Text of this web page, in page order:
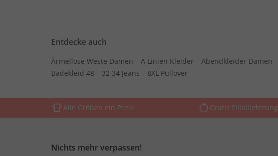
Entdecke auch
Ärmellose Weste Damen A Linien Kleider Abendkleider Damen
Badekleid 48
32 34 Jeans 8XL Pullover
Alle Größen ein Preis Gratis Filiallieferung
Nichts mehr verpassen!